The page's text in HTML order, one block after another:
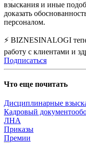
взыскания и иные
доказать
персоналом.
⚡ BIZNESINALOGI
работу с клиентами и
Подписаться
Что еще почитать
Дисциплинарные
Кадровый
ЛНА
Приказы
Премии